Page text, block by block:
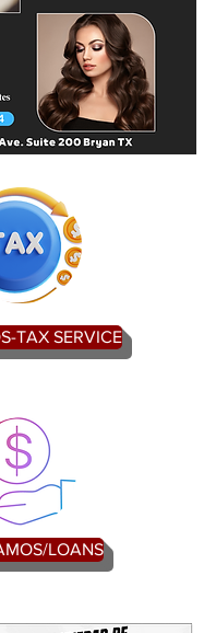
TAX SERVICE
LOANS